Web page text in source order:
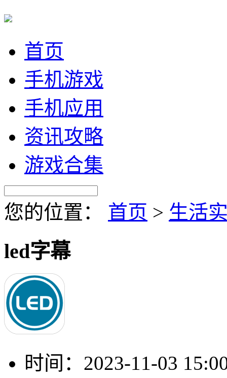
首页
手机游戏
手机应用
资讯攻略
游戏合集
您的位置： 首页 > 生活
led字幕
时间： 2023-11-03